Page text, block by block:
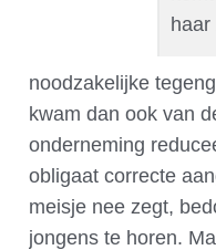
haar
noodzakelijke
kwam dan ook van
onderneming
obligaat correcte
meisje nee zegt,
jongens te horen.